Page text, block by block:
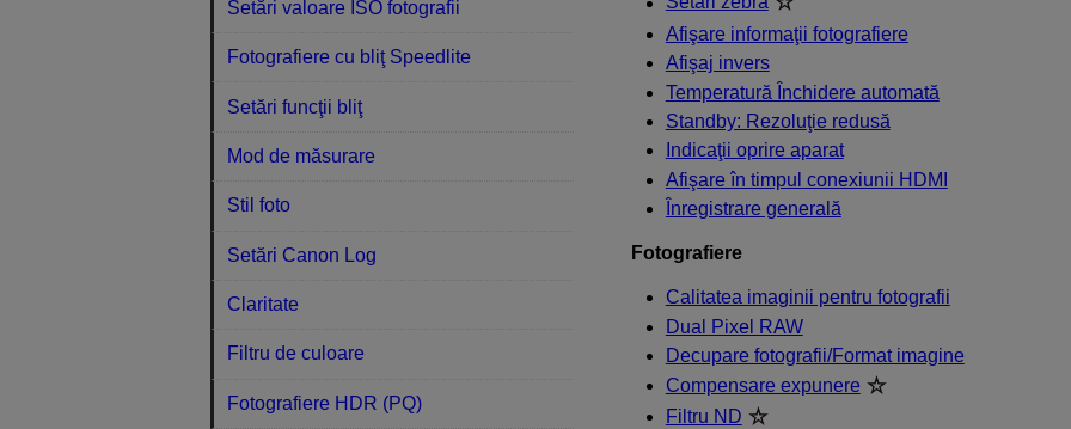
Afişare informaţii fotografiere
Afişaj invers
Temperatură Închidere automată
Standby: Rezoluţie redusă
Indicaţii oprire aparat
Afişare în timpul conexiunii HDMI
Înregistrare generală
Fotografiere
Calitatea imaginii pentru fotografii
Dual Pixel RAW
Decupare fotografii/Format imagine
Compensare expunere
Filtru ND
Setări valoare ISO fotografii
Fotografiere cu bliţ Speedlite
Setări funcţii bliţ
Mod de măsurare
Stil foto
Setări Canon Log
Claritate
Filtru de culoare
Fotografiere HDR (PQ)